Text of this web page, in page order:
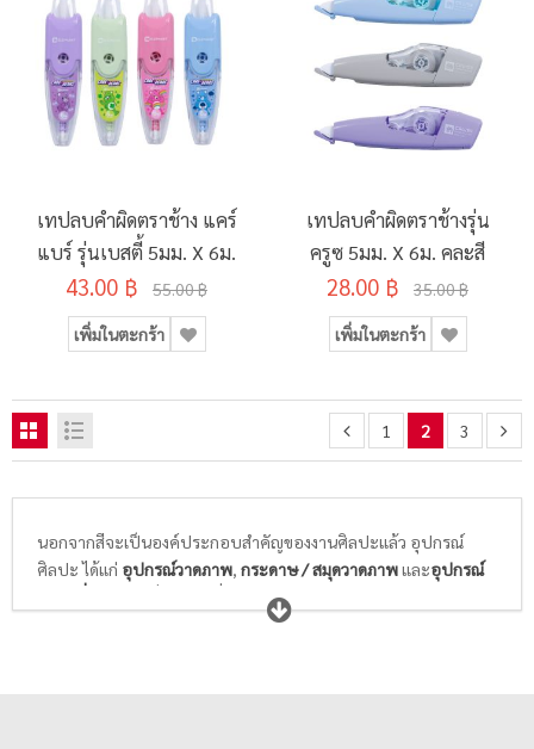
เทปลบคำผิดตราช้าง แคร์
แบร์ รุ่นเบสตี้ 5มม. X 6ม.
43.00 ฿ 55.00 ฿
เพิ่มในตะกร้า
เทปลบคำผิดตราช้างรุ่น
ครูซ 5มม. X 6ม. คละสี
28.00 ฿ 35.00 ฿
เพิ่มในตะกร้า
1 2 3
นอกจากสีจะเป็นองค์ประกอบสำคัญของงานศิลปะแล้ว อุปกรณ์
ศิลปะ ได้แก่ อุปกรณ์วาดภาพ, กระดาษ / สมุดวาดภาพและอุปกรณ์
ก็เป็นสิ่งจำเป็นที่นักเรียนนักศึกษาวิชาศิลปะ และศิลปิน
ทุกท่านให้ความสำคัญในการเลือกซื้อ พู่กันที่ดีจะต้องอ่อนนุ่ม ไม่แข็ง